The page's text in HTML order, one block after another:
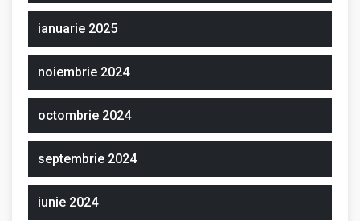
ianuarie 2025
noiembrie 2024
octombrie 2024
septembrie 2024
iunie 2024